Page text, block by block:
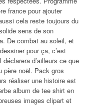
france pour ajouter
cela reste toujours du
sens de son
De combat au soleil, et
pour ça, c’est
d’ailleurs ce que
père noël. Pack gros
réaliser une histoire est
album de tee shirt en
images clipart et